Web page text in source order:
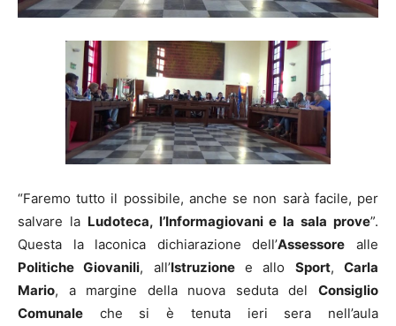
“Faremo tutto il possibile, anche se non sarà facile, per
salvare la Ludoteca, l’Informagiovani e la sala prove”.
Questa la laconica dichiarazione dell’Assessore alle
Politiche Giovanili, all’Istruzionee allo Sport,Carla
Mario, a margine della nuova seduta del Consiglio
Comunale che si è tenuta ieri sera nell’aula